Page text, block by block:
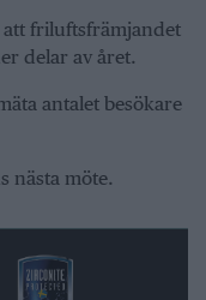
att friluftsfrämjandet
delar av året.
antalet besökare
nästa möte.